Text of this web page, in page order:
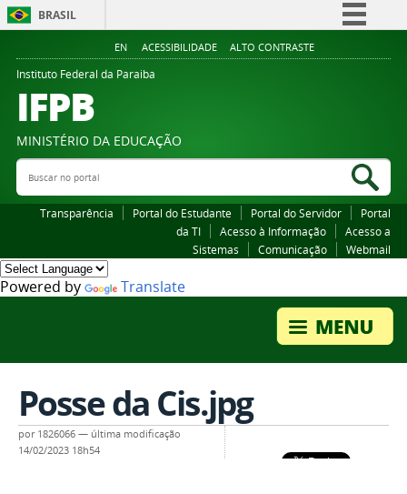
BRASIL
Simplifique!
Legislação
EN ACESSIBILIDADE ALTO CONTRASTE
Instituto Federal da Paraiba
IFPB
MINISTÉRIO DA EDUCAÇÃO
Buscar no portal
Transparência Portal do Estudante Portal do Servidor
Portal
da TI
Acesso à Informação
Acesso a
Sistemas
Comunicação Webmail
Powered by Translate
Posse da Cis.jpg
por 1826066 — última modificação
14/02/2023 18h54